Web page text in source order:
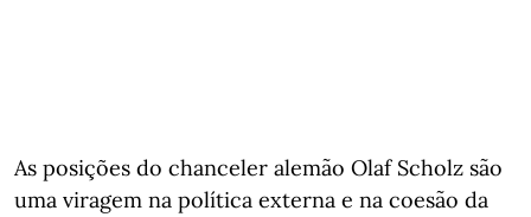
As posições do chanceler alemão Olaf Scholz são
uma viragem na política externa e na coesão da